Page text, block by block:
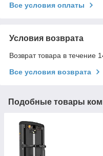
Все условия оплаты
Условия возврата
Возврат товара в течение
Все условия возврата
Подобные товары